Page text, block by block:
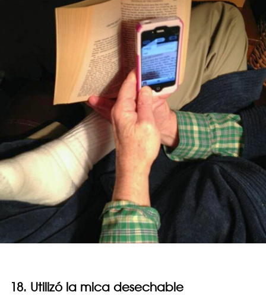
18. Utilizó la mica desechable